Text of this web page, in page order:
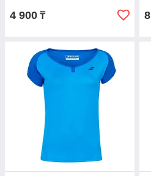
4 900 ₸